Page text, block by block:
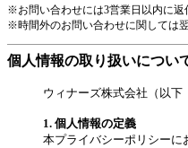
※お問い合わせには3営業日以内に返
※時間外のお問い合わせに関しては
個人情報の取り扱いについ
ウィナーズ株式会社（以下
1. 個人情報の定義
本プライバシーポリシーに